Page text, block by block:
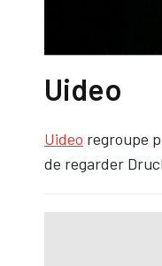
Uideo
Uideo regroupe
de regarder